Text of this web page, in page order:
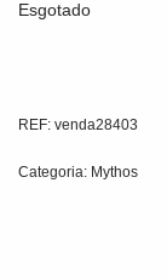
Esgotado
REF: venda28403
Categoria: Mythos